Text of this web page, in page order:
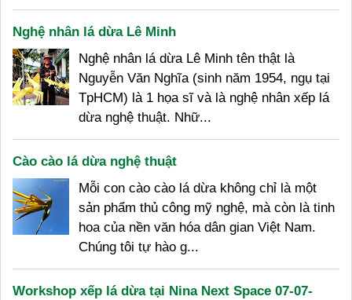
Nghệ nhân lá dừa Lê Minh
Nghệ nhân lá dừa Lê Minh tên thật là
Nguyễn Văn Nghĩa (sinh năm 1954, ngụ tại
TpHCM) là 1 họa sĩ và là nghệ nhân xếp lá
dừa nghệ thuật. Nhữ...
Cào cào lá dừa nghệ thuật
Mỗi con cào cào lá dừa không chỉ là một
sản phẩm thủ công mỹ nghệ, mà còn là tinh
hoa của nền văn hóa dân gian Việt Nam.
Chúng tôi tự hào g...
Workshop xếp lá dừa tại Nina Next Space 07-07-